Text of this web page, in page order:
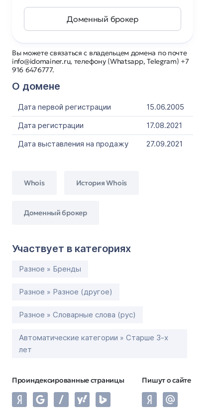
Вы можете связаться с владельцем домена по почте
info@idomainer.ru, телефону (Whatsapp, Telegram) +7
916 6476777.
О домене
Дата первой регистрации
15.06.2005
Дата регистрации
17.08.2021
Дата выставления на продажу
27.09.2021
Whois История Whois
Доменный брокер
Участвует в категориях
Разное » Бренды
Разное » Разное (другое)
Разное » Словарные слова (рус)
Автоматические категории » Старше 3-х
лет
Проиндексированные страницы Пишут о сайте
Доменный брокер